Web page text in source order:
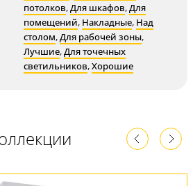
потолков,Для шкафов,Для
помещений, Накладные, Над
столом,Для рабочей зоны,
Лучшие,Для точечных
светильников,Хорошие